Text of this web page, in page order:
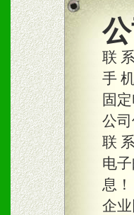
2、区域
合作关系
三、物料
1、免费
2、不定
知名度和
联
手
固
公
联
电
息！
企